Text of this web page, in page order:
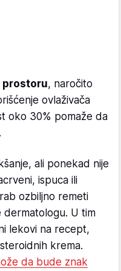
prostoru, naročito
ovlaživača
oko 30% pomaže da
ali ponekad nije
ispuca ili
ozbiljno remeti
dermatologu. U tim
lekovi na recept,
krema.
da bude znak